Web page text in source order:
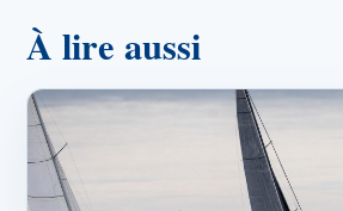
À lire aussi